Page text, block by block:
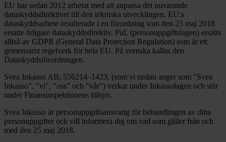
EU har sedan 2012 arbetat med att anpassa det nuvarande
dataskyddsdirektivet till den tekniska utvecklingen. EU:s
dataskyddsarbete resulterade i en förordning som den 25 maj 2018
ersatte tidigare dataskyddsdirektiv. PuL (personuppgiftslagen) ersätts
alltså av GDPR (General Data Protection Regulation) som är ett
gemensamt regelverk för hela EU. På svenska kallas den
Dataskyddsförordningen.
Svea Inkasso AB, 556214–1423, (som vi nedan anger som "Svea
Inkasso", "vi", "oss" och "vår") verkar under Inkassolagen och står
under Finansinspektionens tillsyn.
Svea Inkasso är personuppgiftsansvarig för behandlingen av dina
personuppgifter och vill informera dig om vad som gäller från och
med den 25 maj 2018.